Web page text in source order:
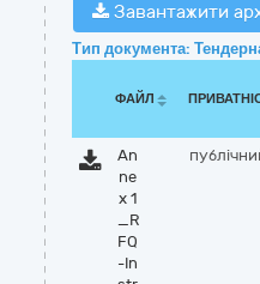
Завантажити
Тип документа:
ФАЙЛ
An
ne
x 1
_R
FQ
-In